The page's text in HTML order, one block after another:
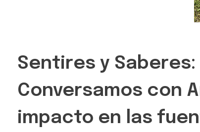
Sentires y
Conversamos con
impacto en las